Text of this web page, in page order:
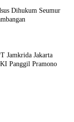
Dihukum Seumur
Jamkrida Jakarta
Panggil Pramono